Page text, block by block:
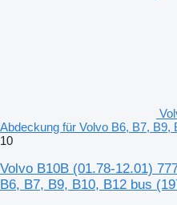
Abdeckung für Volvo B6, B7, B9,
10
Volvo B10B (01.78-12.01)
B6, B7, B9, B10, B12 bus